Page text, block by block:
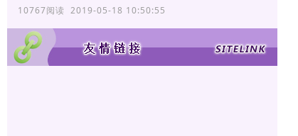
10767阅读 2019-05-18 10:50:55